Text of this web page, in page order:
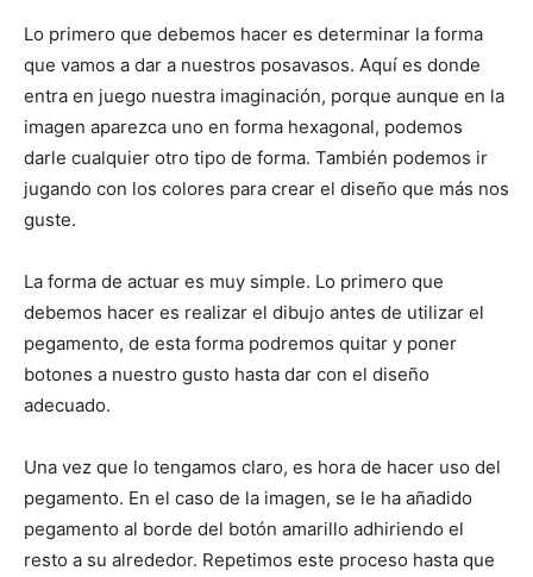
Lo primero que debemos hacer es determinar la forma
que vamos a dar a nuestros posavasos. Aquí es donde
entra en juego nuestra imaginación, porque aunque en la
imagen aparezca uno en forma hexagonal, podemos
darle cualquier otro tipo de forma. También podemos ir
jugando con los colores para crear el diseño que más nos
guste.
La forma de actuar es muy simple. Lo primero que
debemos hacer es realizar el dibujo antes de utilizar el
pegamento, de esta forma podremos quitar y poner
botones a nuestro gusto hasta dar con el diseño
adecuado.
Una vez que lo tengamos claro, es hora de hacer uso del
pegamento. En el caso de la imagen, se le ha añadido
pegamento al borde del botón amarillo adhiriendo el
resto a su alrededor. Repetimos este proceso hasta que